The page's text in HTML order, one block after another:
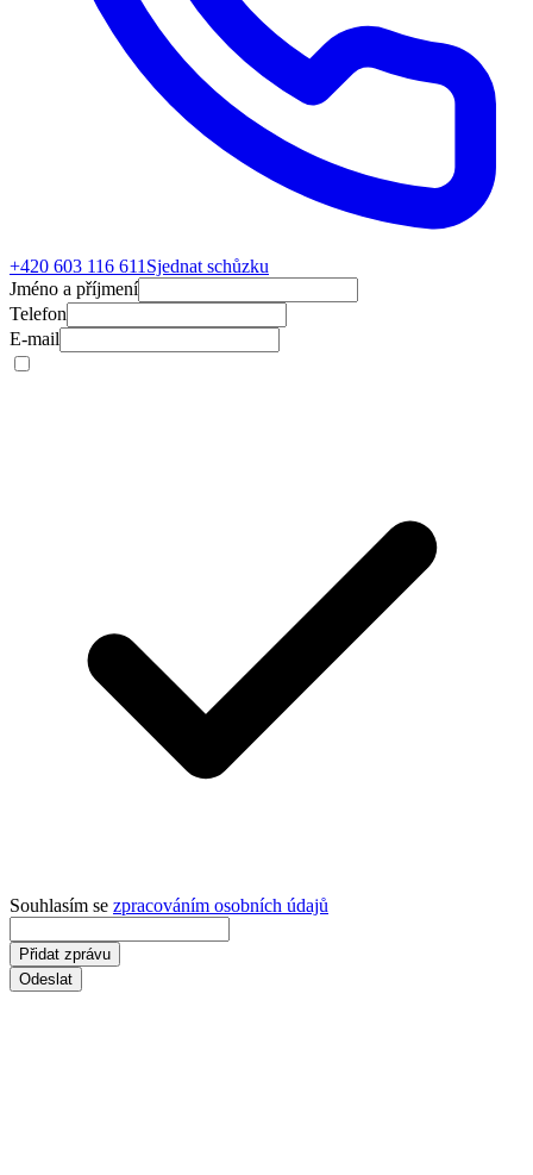
+420 603 116 611 Sjednat schůzku
Jméno a příjmení
Telefon
E-mail
Souhlasím se zpracováním osobních údajů
Přidat zprávu
Odeslat